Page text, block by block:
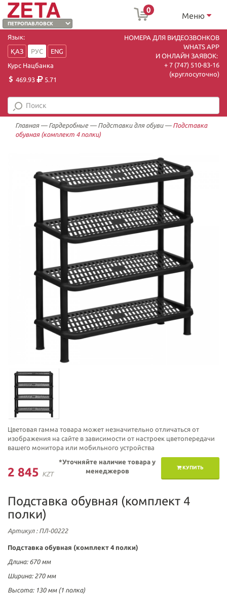
0
Меню
Язык:
ҚАЗ
РУС
ENG
Курс Нацбанка
469.93
5.71
НОМЕРА ДЛЯ ВИДЕОЗВОНКОВ
WHATS APP
И ОНЛАЙН ЗАЯВОК:
+ 7 (747) 510-83-16
(круглосуточно)
Главная— Гардеробные— Подставки для обуви— Подставка
обувная (комплект 4 полки)
Цветовая гамма товара может незначительно отличаться от
изображения на сайте в зависимости от настроек цветопередачи
вашего монитора или мобильного устройства
2 845 KZT
КУПИТЬ
*Уточняйте наличие товара у
менеджеров
Подставка обувная (комплект 4
полки)
Артикул: ПЛ-00222
Подставка обувная (комплект 4 полки)
Длина: 670 мм
Ширина: 270 мм
Высота: 130 мм (1 полка)